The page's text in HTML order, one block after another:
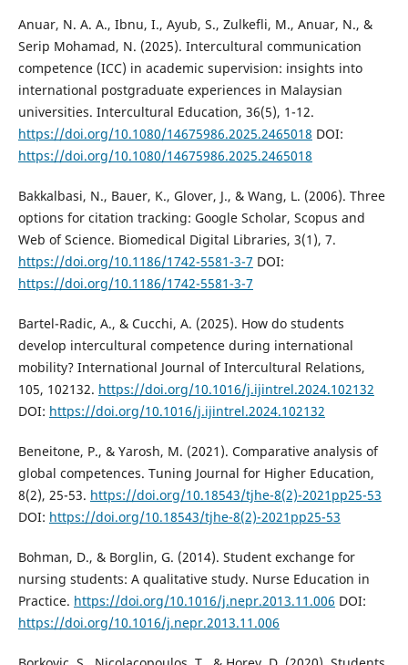
Anuar, N. A. A., Ibnu, I., Ayub, S., Zulkefli, M., Anuar, N., &
Serip Mohamad, N. (2025). Intercultural communication
competence (ICC) in academic supervision: insights into
international postgraduate experiences in Malaysian
universities. Intercultural Education, 36(5), 1-12.
https://doi.org/10.1080/14675986.2025.2465018 DOI:
https://doi.org/10.1080/14675986.2025.2465018
Bakkalbasi, N., Bauer, K., Glover, J., & Wang, L. (2006). Three
options for citation tracking: Google Scholar, Scopus and
Web of Science. Biomedical Digital Libraries, 3(1), 7.
https://doi.org/10.1186/1742-5581-3-7 DOI:
https://doi.org/10.1186/1742-5581-3-7
Bartel-Radic, A., & Cucchi, A. (2025). How do students
develop intercultural competence during international
mobility? International Journal of Intercultural Relations,
105, 102132. https://doi.org/10.1016/j.ijintrel.2024.102132
DOI: https://doi.org/10.1016/j.ijintrel.2024.102132
Beneitone, P., & Yarosh, M. (2021). Comparative analysis of
global competences. Tuning Journal for Higher Education,
8(2), 25-53. https://doi.org/10.18543/tjhe-8(2)-2021pp25-53
DOI: https://doi.org/10.18543/tjhe-8(2)-2021pp25-53
Bohman, D., & Borglin, G. (2014). Student exchange for
nursing students: A qualitative study. Nurse Education in
Practice. https://doi.org/10.1016/j.nepr.2013.11.006 DOI:
https://doi.org/10.1016/j.nepr.2013.11.006